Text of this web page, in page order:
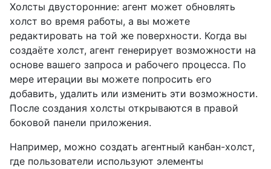
Холсты двусторонние: агент может обновлять
холст во время работы, а вы можете
редактировать на той же поверхности. Когда вы
создаёте холст, агент генерирует возможности на
основе вашего запроса и рабочего процесса. По
мере итерации вы можете попросить его
добавить, удалить или изменить эти возможности.
После создания холсты открываются в правой
боковой панели приложения.
Например, можно создать агентный канбан-холст,
где пользователи используют элементы